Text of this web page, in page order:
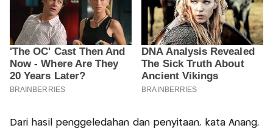
Dari hasil penggeledahan dan penyitaan, kata Anang,